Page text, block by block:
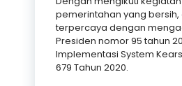
pemerintahan yang
terpercaya dengan
Presiden nomor 95 tahun
Implementasi System
679 Tahun 2020.